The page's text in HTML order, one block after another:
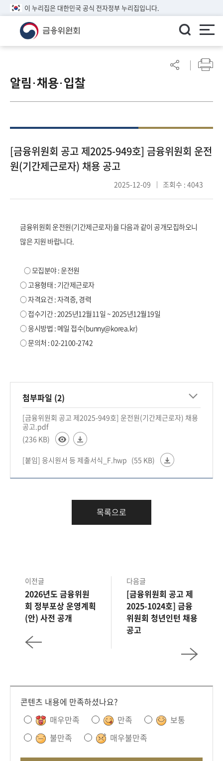
이 누리집은 대한민국 공식 전자정부 누리집입니다.
린
이알
참
여
마
알림·채용·입찰
[금융위원회 공고 제2025-949호] 금융위원회 운전
원(기간제근로자) 채용 공고
2025-12-09 조회수 : 4043
금융위원회 운전원(기간제근로자)을 다음과 같이 공개모집하오니
많은 지원 바랍니다.
○ 모집분야 : 운전원
○ 고용형태 : 기간제근로자
○ 자격요건 : 자격증, 경력
○ 접수기간 : 2025년12월11일 ~ 2025년12월19일
○ 응시방법 : 메일 접수(bunny@korea.kr)
○ 문의처 : 02-2100-2742
첨부파일 (2)
[금융위원회 공고 제2025-949호] 운전원(기간제근로자) 채용
공고.pdf
(236 KB)
[붙임] 응시원서 등 제출서식_F.hwp (55 KB)
목록으로
이전글
2026년도 금융위원
회 정부포상 운영계획
(안) 사전 공개
다음글
[금융위원회 공고 제
2025-1024호] 금융
위원회 청년인턴 채용
공고
콘텐츠 내용에 만족하셨나요?
매우만족
만족
보통
불만족
매우불만족